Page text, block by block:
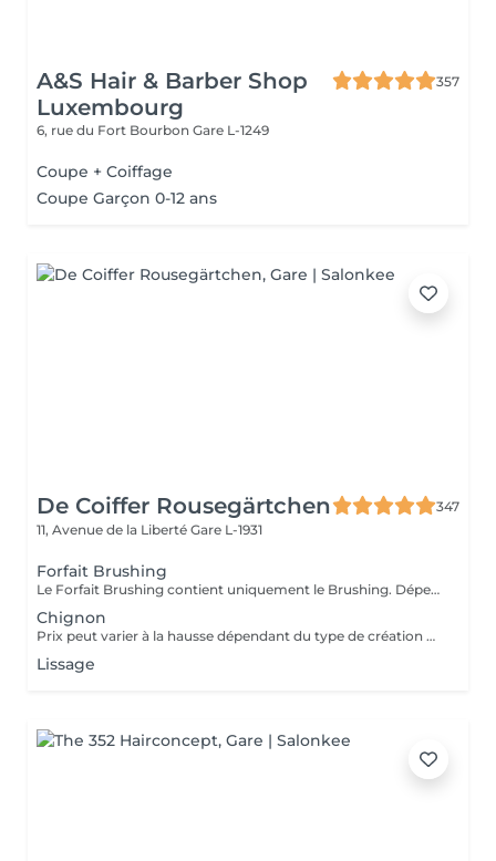
A&S Hair & Barber Shop
Luxembourg
357
6, rue du Fort Bourbon Gare L-1249
Coupe + Coiffage
Coupe Garçon 0-12 ans
De Coiffer Rousegärtchen
347
11, Avenue de la Liberté Gare L-1931
Forfait Brushing
Le Forfait Brushing contient uniquement le Brushing. Dépendant de la longueur des cheveux, le prix peut varier. En cas de questions veuillez appeler au +352 27 70 21 25.
Chignon
Prix peut varier à la hausse dépendant du type de création finalement réalisée.
Lissage